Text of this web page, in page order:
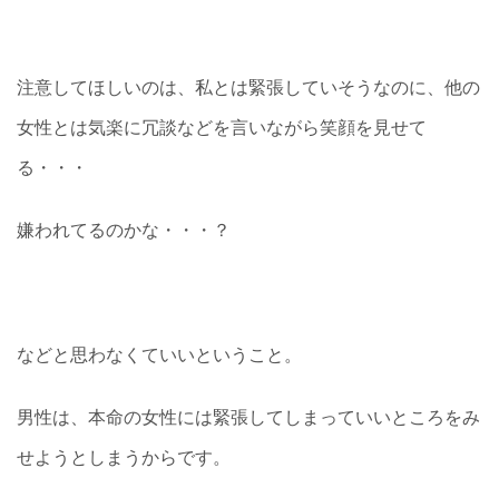
注意してほしいのは、私とは緊張していそうなのに、他の
女性とは気楽に冗談などを言いながら笑顔を見せて
る・・・
嫌われてるのかな・・・？
などと思わなくていいということ。
男性は、本命の女性には緊張してしまっていいところをみ
せようとしまうからです。